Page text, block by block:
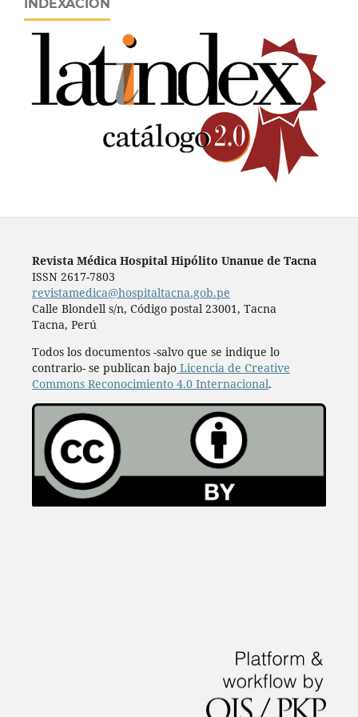
INDEXACIÓN
Revista Médica Hospital Hipólito Unanue de Tacna
ISSN 2617-7803
revistamedica@hospitaltacna.gob.pe
Calle Blondell s/n, Código postal 23001, Tacna
Tacna, Perú
Todos los documentos -salvo que se indique lo
contrario- se publican bajoLicencia de Creative
Commons Reconocimiento 4.0 Internacional.